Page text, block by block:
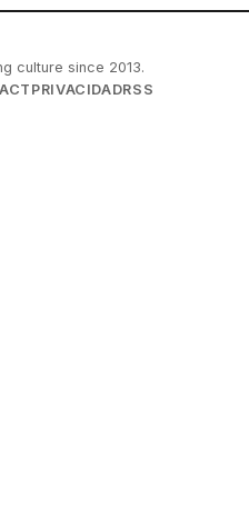
culture since 2013.
PRIVACIDADRSS